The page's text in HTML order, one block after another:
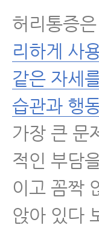
척추전방
척추유합
척추운동
섬유근육
수술 후
근육파열
허리통증
리하게 사
같은 자세
습관과 행
가장 큰 문
적인 부담
이고 꼼짝
앉아 있다